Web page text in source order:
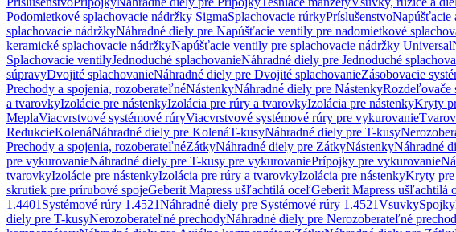
Podomietkové splachovacie nádržky SigmaSplachovacie rúrkyPríslušenstvoNapúšťacie
splachovacie nádržkyNáhradné diely pre Napúšťacie ventily pre nadomietkové
keramické splachovacie nádržkyNapúšťacie ventily pre splachovacie nádržky Universal
Splachovacie ventilyJednoduché splachovanieNáhradné diely pre Jednoduché
súpravyDvojité splachovanieNáhradné diely pre Dvojité splachovanieZásobovacie
Prechody a spojenia, rozoberateľnéNástenkyNáhradné diely pre NástenkyRozdeľovače
a tvarovkyIzolácie pre nástenkyIzolácia pre rúry a tvarovkyIzolácia pre nástenkyKryty
MeplaViacvrstvové systémové rúryViacvrstvové systémové rúry pre vykurovanie
RedukcieKolenáNáhradné diely pre KolenáT-kusyNáhradné diely pre T-kusy
Prechody a spojenia, rozoberateľnéZátkyNáhradné diely pre ZátkyNástenkyNáhradné
pre vykurovanieNáhradné diely pre T-kusy pre vykurovaniePrípojky pre vykurovanie
tvarovkyIzolácie pre nástenkyIzolácia pre rúry a tvarovkyIzolácia pre nástenkyKryty
skrutiek pre prírubové spojeGeberit Mapress ušľachtilá oceľGeberit Mapress ušľachtilá
1.4401 Systémové rúry 1.4521Náhradné diely pre Systémové rúry 1.4521VsuvkySpojky
diely pre T-kusyNerozoberateľné prechodyNáhradné diely pre Nerozoberateľné